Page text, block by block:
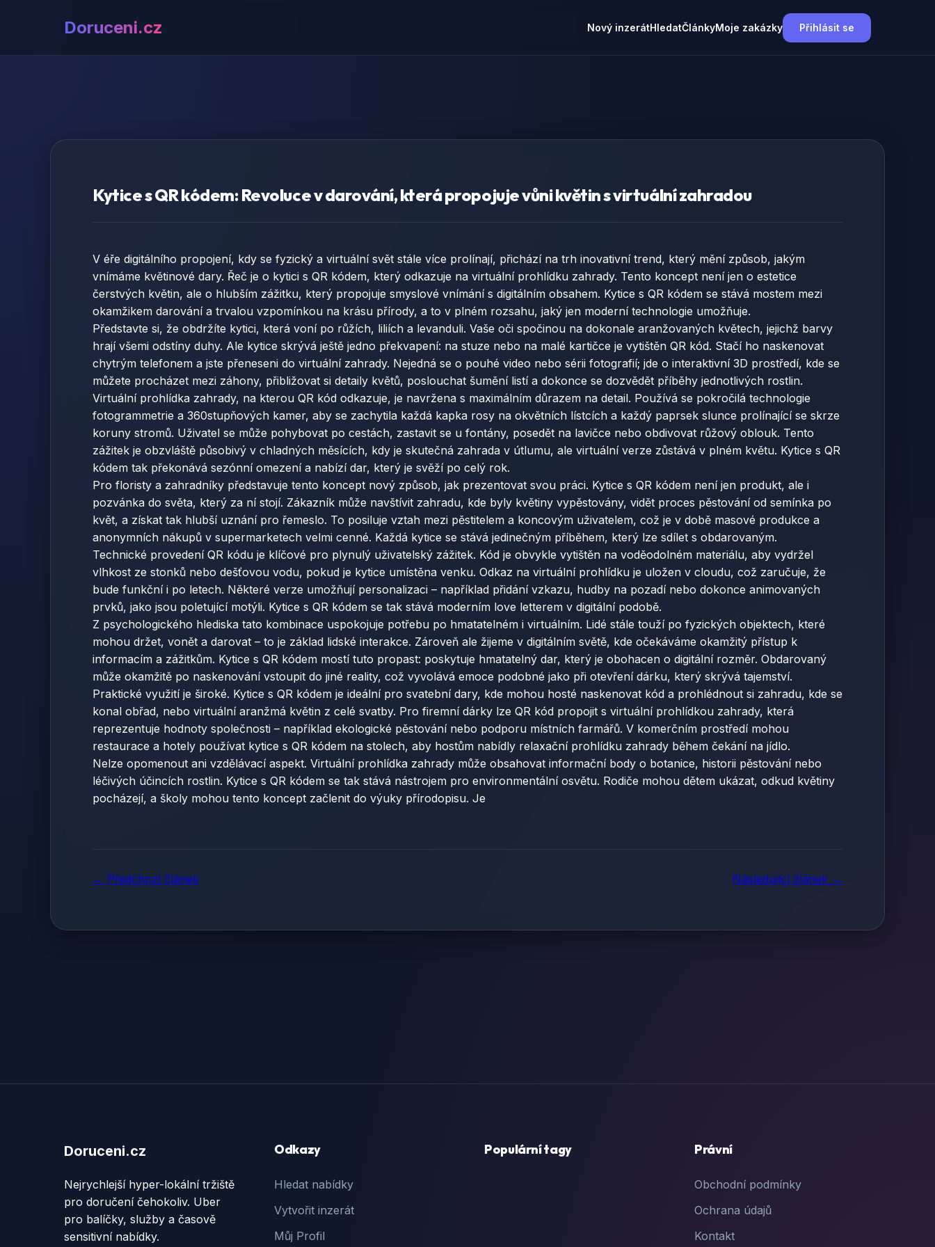
Doruceni.cz Nový inzerátHledatČlánkyMoje zakázky Přihlásit se
Kytice s QR kódem: Revoluce v darování, která propojuje vůni květin s virtuální zahradou
V éře digitálního propojení, kdy se fyzický a virtuální svět stále více prolínají, přichází na trh inovativní trend, který mění způsob, jakým
vnímáme květinové dary. Řeč je o kytici s QR kódem, který odkazuje na virtuální prohlídku zahrady. Tento koncept není jen o estetice
čerstvých květin, ale o hlubším zážitku, který propojuje smyslové vnímání s digitálním obsahem. Kytice s QR kódem se stává mostem mezi
okamžikem darování a trvalou vzpomínkou na krásu přírody, a to v plném rozsahu, jaký jen moderní technologie umožňuje.
Představte si, že obdržíte kytici, která voní po růžích, liliích a levanduli. Vaše oči spočinou na dokonale aranžovaných květech, jejichž barvy
hrají všemi odstíny duhy. Ale kytice skrývá ještě jedno překvapení: na stuze nebo na malé kartičce je vytištěn QR kód. Stačí ho naskenovat
chytrým telefonem a jste přeneseni do virtuální zahrady. Nejedná se o pouhé video nebo sérii fotografií; jde o interaktivní 3D prostředí, kde se
můžete procházet mezi záhony, přibližovat si detaily květů, poslouchat šumění listí a dokonce se dozvědět příběhy jednotlivých rostlin.
Virtuální prohlídka zahrady, na kterou QR kód odkazuje, je navržena s maximálním důrazem na detail. Používá se pokročilá technologie
fotogrammetrie a 360stupňových kamer, aby se zachytila každá kapka rosy na okvětních lístcích a každý paprsek slunce prolínající se skrze
koruny stromů. Uživatel se může pohybovat po cestách, zastavit se u fontány, posedět na lavičce nebo obdivovat růžový oblouk. Tento
zážitek je obzvláště působivý v chladných měsících, kdy je skutečná zahrada v útlumu, ale virtuální verze zůstává v plném květu. Kytice s QR
kódem tak překonává sezónní omezení a nabízí dar, který je svěží po celý rok.
Pro floristy a zahradníky představuje tento koncept nový způsob, jak prezentovat svou práci. Kytice s QR kódem není jen produkt, ale i
pozvánka do světa, který za ní stojí. Zákazník může navštívit zahradu, kde byly květiny vypěstovány, vidět proces pěstování od semínka po
květ, a získat tak hlubší uznání pro řemeslo. To posiluje vztah mezi pěstitelem a koncovým uživatelem, což je v době masové produkce a
anonymních nákupů v supermarketech velmi cenné. Každá kytice se stává jedinečným příběhem, který lze sdílet s obdarovaným.
Technické provedení QR kódu je klíčové pro plynulý uživatelský zážitek. Kód je obvykle vytištěn na voděodolném materiálu, aby vydržel
vlhkost ze stonků nebo dešťovou vodu, pokud je kytice umístěna venku. Odkaz na virtuální prohlídku je uložen v cloudu, což zaručuje, že
bude funkční i po letech. Některé verze umožňují personalizaci – například přidání vzkazu, hudby na pozadí nebo dokonce animovaných
prvků, jako jsou poletující motýli. Kytice s QR kódem se tak stává moderním love letterem v digitální podobě.
Z psychologického hlediska tato kombinace uspokojuje potřebu po hmatatelném i virtuálním. Lidé stále touží po fyzických objektech, které
mohou držet, vonět a darovat – to je základ lidské interakce. Zároveň ale žijeme v digitálním světě, kde očekáváme okamžitý přístup k
informacím a zážitkům. Kytice s QR kódem mostí tuto propast: poskytuje hmatatelný dar, který je obohacen o digitální rozměr. Obdarovaný
může okamžitě po naskenování vstoupit do jiné reality, což vyvolává emoce podobné jako při otevření dárku, který skrývá tajemství.
Praktické využití je široké. Kytice s QR kódem je ideální pro svatební dary, kde mohou hosté naskenovat kód a prohlédnout si zahradu, kde se
konal obřad, nebo virtuální aranžmá květin z celé svatby. Pro firemní dárky lze QR kód propojit s virtuální prohlídkou zahrady, která
reprezentuje hodnoty společnosti – například ekologické pěstování nebo podporu místních farmářů. V komerčním prostředí mohou
restaurace a hotely používat kytice s QR kódem na stolech, aby hostům nabídly relaxační prohlídku zahrady během čekání na jídlo.
Nelze opomenout ani vzdělávací aspekt. Virtuální prohlídka zahrady může obsahovat informační body o botanice, historii pěstování nebo
léčivých účincích rostlin. Kytice s QR kódem se tak stává nástrojem pro environmentální osvětu. Rodiče mohou dětem ukázat, odkud květiny
pocházejí, a školy mohou tento koncept začlenit do výuky přírodopisu. Je
← Předchozí článek Následující článek →
Doruceni.cz
Nejrychlejší hyper-lokální tržiště
pro doručení čehokoliv. Uber
pro balíčky, služby a časově
sensitivní nabídky.
Odkazy
Hledat nabídky
Vytvořit inzerát
Můj Profil
Populární tagy Právní
Obchodní podmínky
Ochrana údajů
Kontakt